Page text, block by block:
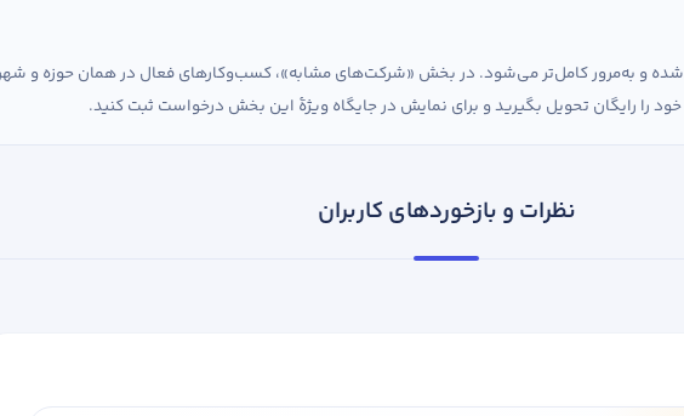
شده و به‌مرور کامل‌تر می‌شود. در بخش «شرکت‌های مشابه»، کسب‌وکارهای فعال در همان حوزه و
را رایگان تحویل بگیرید و برای نمایش در جایگاه ویژهٔ این بخش درخواست ثبت کنید.
نظرات و بازخوردهای کاربران